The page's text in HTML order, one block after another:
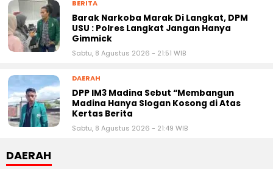
BERITA
Barak Narkoba Marak Di Langkat, DPM
USU : Polres Langkat Jangan Hanya
Gimmick
Sabtu, 8 Agustus 2026 - 21:51 WIB
DAERAH
DPP IM3 Madina Sebut “Membangun
Madina Hanya Slogan Kosong di Atas
Kertas Berita
Sabtu, 8 Agustus 2026 - 21:49 WIB
DAERAH